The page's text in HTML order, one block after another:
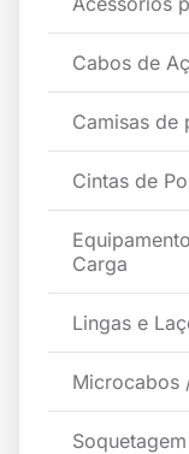
Cabos de
Camisas de
Cintas de
Carga
Lingas e
Microcabos
Soquetagem